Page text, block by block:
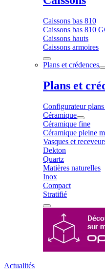
Caissons bas 810
Caissons bas 810
Caissons hauts
Caissons armoires
Plans et crédences
Plans et
Configurateur
Céramique
Céramique fine
Céramique pleine
Vasques et
Dekton
Quartz
Matières naturelles
Inox
Compact
Stratifié
Actualités